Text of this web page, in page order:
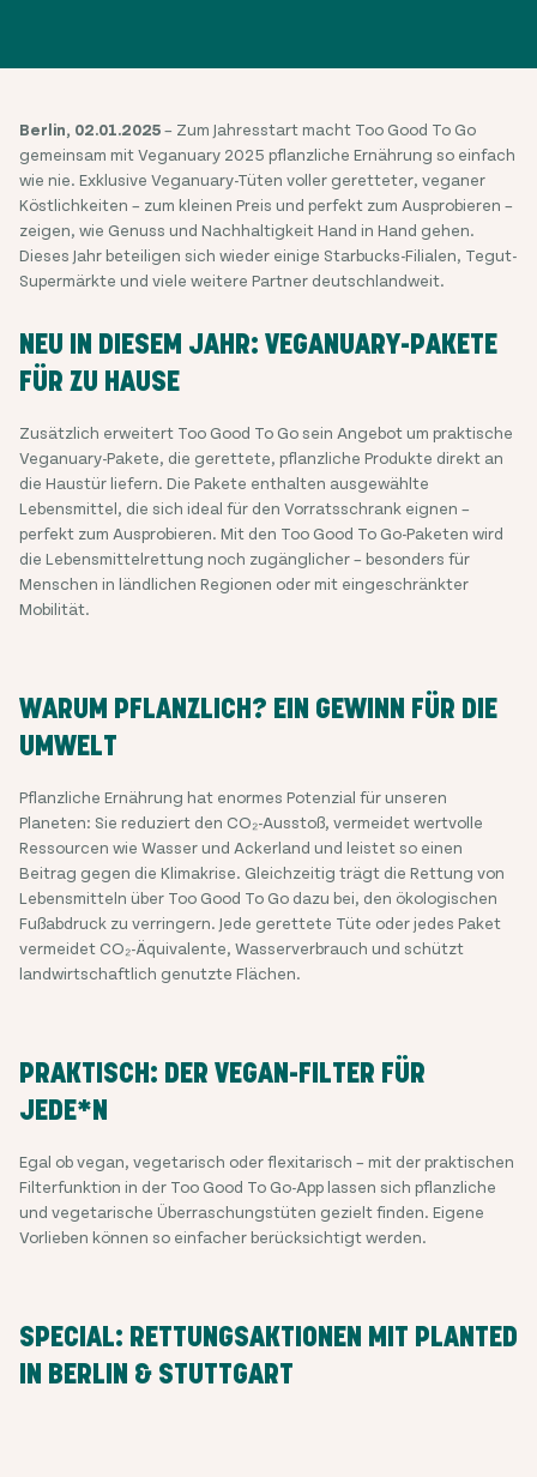
Berlin, 02.01.2025– Zum Jahresstart macht Too Good To Go
gemeinsam mit Veganuary 2025 pflanzliche Ernährung so einfach
wie nie. Exklusive Veganuary-Tüten voller geretteter, veganer
Köstlichkeiten – zum kleinen Preis und perfekt zum Ausprobieren –
zeigen, wie Genuss und Nachhaltigkeit Hand in Hand gehen.
Dieses Jahr beteiligen sich wieder einige Starbucks-Filialen, Tegut-
Supermärkte und viele weitere Partner deutschlandweit.
NEU IN DIESEM JAHR: VEGANUARY-PAKETE
FÜR ZU HAUSE
Zusätzlich erweitert Too Good To Go sein Angebot um praktische
Veganuary-Pakete, die gerettete, pflanzliche Produkte direkt an
die Haustür liefern. Die Pakete enthalten ausgewählte
Lebensmittel, die sich ideal für den Vorratsschrank eignen –
perfekt zum Ausprobieren. Mit den Too Good To Go-Paketen wird
die Lebensmittelrettung noch zugänglicher – besonders für
Menschen in ländlichen Regionen oder mit eingeschränkter
Mobilität.
WARUM PFLANZLICH? EIN GEWINN FÜR DIE
UMWELT
Pflanzliche Ernährung hat enormes Potenzial für unseren
Planeten: Sie reduziert den CO₂-Ausstoß, vermeidet wertvolle
Ressourcen wie Wasser und Ackerland und leistet so einen
Beitrag gegen die Klimakrise. Gleichzeitig trägt die Rettung von
Lebensmitteln über Too Good To Go dazu bei, den ökologischen
Fußabdruck zu verringern. Jede gerettete Tüte oder jedes Paket
vermeidet CO₂-Äquivalente, Wasserverbrauch und schützt
landwirtschaftlich genutzte Flächen.
PRAKTISCH: DER VEGAN-FILTER FÜR
JEDE*N
Egal ob vegan, vegetarisch oder flexitarisch – mit der praktischen
Filterfunktion in der Too Good To Go-App lassen sich pflanzliche
und vegetarische Überraschungstüten gezielt finden. Eigene
Vorlieben können so einfacher berücksichtigt werden.
SPECIAL: RETTUNGSAKTIONEN MIT PLANTED
IN BERLIN & STUTTGART